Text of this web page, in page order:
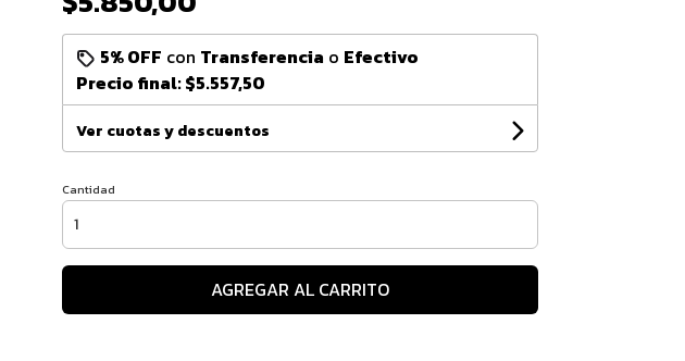
5% OFF con Transferencia o Efectivo
Precio final:$5.557,50
Ver cuotas y descuentos
Cantidad
AGREGAR AL CARRITO